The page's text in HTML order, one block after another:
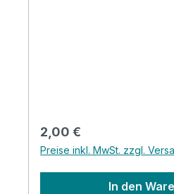
Regulärer Preis:
2,00 €
Preise inkl. MwSt. zzgl.
In den